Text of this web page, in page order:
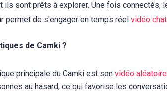
ils sont prêts à explorer. Une fois connectés,
permet de s'engager en temps réel vidéo chat.
de Camki ?
principale du Camki est son vidéo aléatoire
au hasard, ce qui favorise les